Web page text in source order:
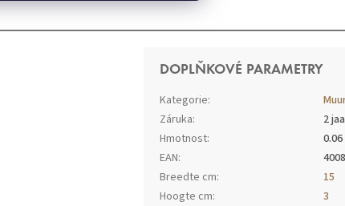
DOPLŇKOVÉ PARAMETRY
Kategorie:
Záruka:
2
Hmotnost:
EAN:
Breedte cm:
15
Hoogte cm:
3